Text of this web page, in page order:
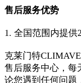
售后服务优势
1. 全国范围内提供
克莱门特
售后服务中心，每
论您遇到任何问题